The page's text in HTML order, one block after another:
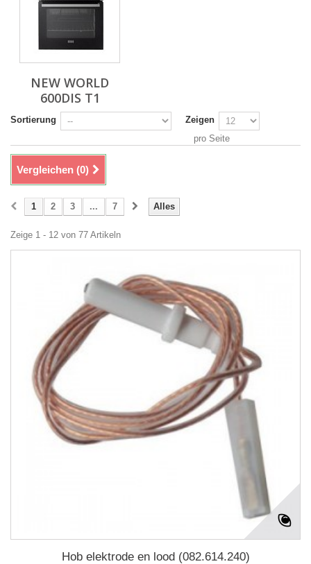
NEW WORLD
600DIS T1
Sortierung
Zeigen
pro Seite
Vergleichen (0)
Alles
1 2 3 ... 7
Zeige 1 - 12 von 77 Artikeln
Hob elektrode en lood (082.614.240)